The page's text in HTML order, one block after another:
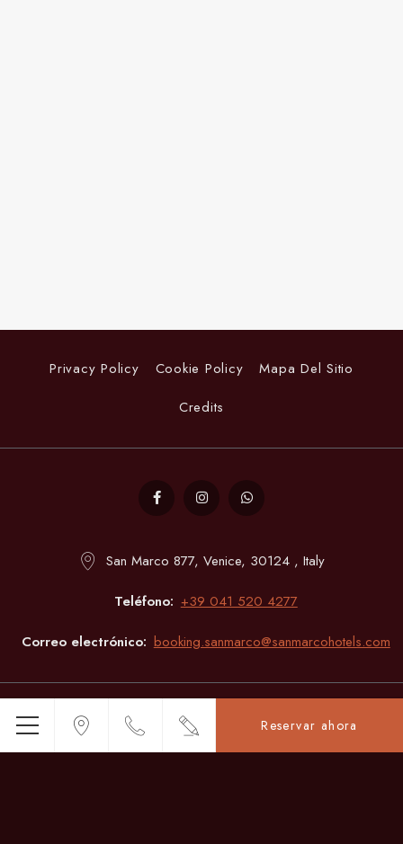
Menú
Reservar ahora
Privacy Policy Cookie Policy
Mapa Del Sitio
Credits
San Marco 877, Venice, 30124 , Italy
Teléfono +39 041 520 4277
Correo electrónico booking.sanmarco@sanmarcohotels.com
Mobiliare Veneta S.p.a.
- Sestiere San Marco 5124 - 30124 - Venezia